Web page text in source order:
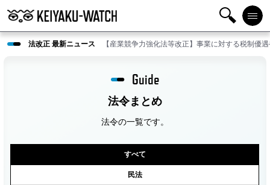
検
索
メニ
ュー
法改正 最新ニュース 【産業競争力強化法等改正】事業に対する税制優
法令まとめ
Guide
法令の一覧です。
すべて
民法